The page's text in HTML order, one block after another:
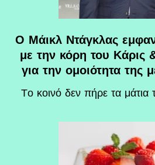
Ο Μάικλ Ντάγκλας
με την κόρη του Κάρις
για την ομοιότητα της
Tο κοινό δεν πήρε τα